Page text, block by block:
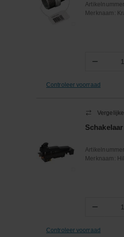
Merknaam:
− Aantal
Controleer voorraad
Schakelaar
Merknaam:
− Aantal
Controleer voorraad